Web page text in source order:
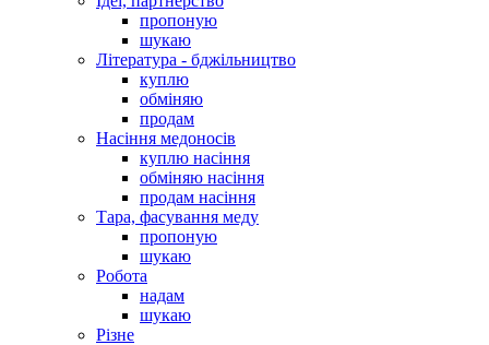
пропоную
шукаю
Література - бджільництво
куплю
обміняю
продам
Насіння медоносів
куплю насіння
обміняю насіння
продам насіння
Тара, фасування меду
пропоную
шукаю
Робота
надам
шукаю
Різне